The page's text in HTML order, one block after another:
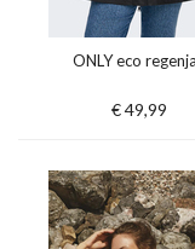
ONLY eco
€ 49,99